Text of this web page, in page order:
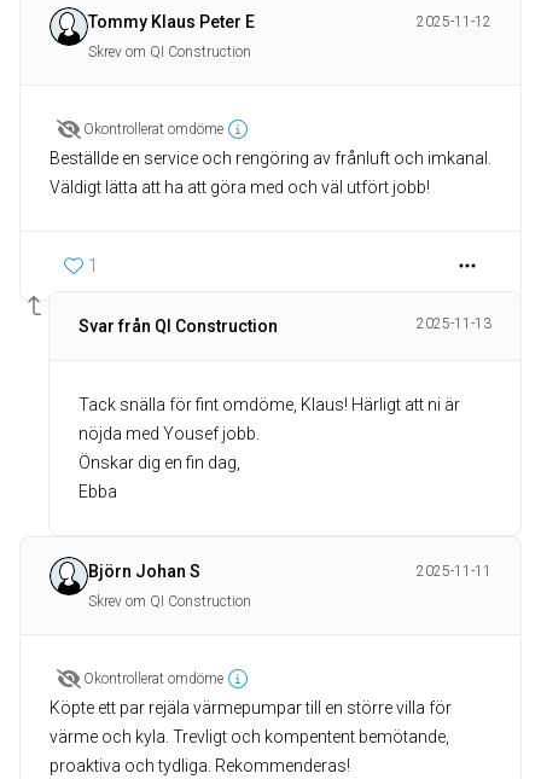
Tommy Klaus Peter E
2025-11-12
Skrev om QI Construction
Okontrollerat omdöme
Beställde en service och rengöring av frånluft och imkanal.
Väldigt lätta att ha att göra med och väl utfört jobb!
1
Svar från QI Construction 2025-11-13
Tack snälla för fint omdöme, Klaus! Härligt att ni är
nöjda med Yousef jobb.
Önskar dig en fin dag,
Ebba
Björn Johan S
2025-11-11
Skrev om QI Construction
Okontrollerat omdöme
Köpte ett par rejäla värmepumpar till en större villa för
värme och kyla. Trevligt och kompentent bemötande,
proaktiva och tydliga. Rekommenderas!